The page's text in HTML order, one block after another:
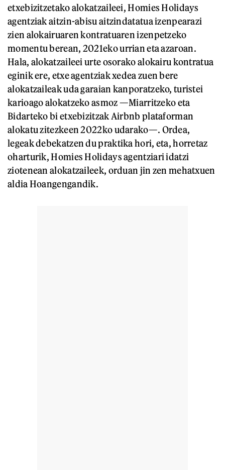
etxebizitzetako alokatzaileei, Homies Holidays
agentziak aitzin-abisu aitzindatatua izenpearazi
zien alokairuaren kontratuaren izenpetzeko
momentu berean, 2021eko urrian eta azaroan.
Hala, alokatzaileei urte osorako alokairu kontratua
eginik ere, etxe agentziak xedea zuen bere
alokatzaileak uda garaian kanporatzeko, turistei
karioago alokatzeko asmoz —Miarritzeko eta
Bidarteko bi etxebizitzak Airbnb plataforman
alokatu zitezkeen 2022ko udarako—. Ordea,
legeak debekatzen du praktika hori, eta, horretaz
oharturik, Homies Holidays agentziari idatzi
ziotenean alokatzaileek, orduan jin zen mehatxuen
aldia Hoangengandik.